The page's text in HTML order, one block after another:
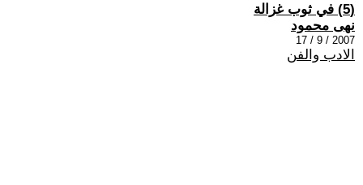
(5) في ثوب غزالة
نهى محمود
2007 / 9 / 17
الادب والفن